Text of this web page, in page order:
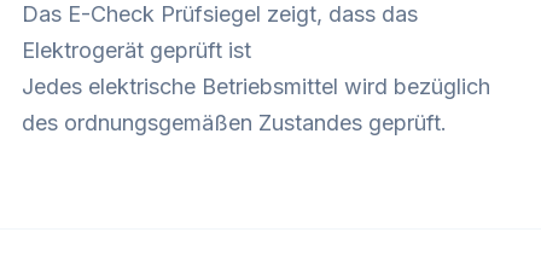
Das E-Check Prüfsiegel zeigt, dass das
Elektrogerät geprüft ist
Jedes elektrische Betriebsmittel wird bezüglich
des ordnungsgemäßen Zustandes geprüft.